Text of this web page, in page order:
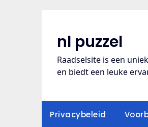
nl puzzel
Raadselsite is een
en biedt een leuke
Privacybeleid